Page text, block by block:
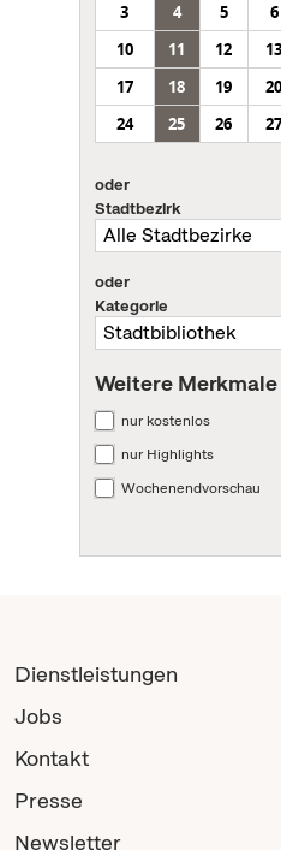
3
4 5 6
10
11 12 13
17
18 19 20
24
25 26 27
oder
Stadtbezirk
oder
Kategorie
Weitere Merkmale
nur kostenlos
nur Highlights
Wochenendvorschau
Dienstleistungen
Jobs
Kontakt
Presse
Newsletter